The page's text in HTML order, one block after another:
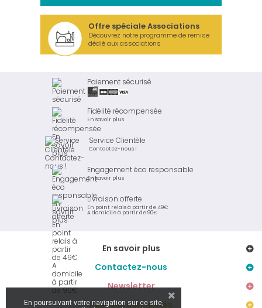
Offre spéciale Associations
Découvrez notre programme de remise
dédié aux associations
Paiement sécurisé
Fidélité récompensée
En savoir plus
Service Clientèle
Contactez-nous !
Engagement éco responsable
En savoir plus
Livraison offerte
En point relais à partir de 49€
A domicile à partir de 90€
En savoir plus
Contactez-nous
Newsletter
Restons connectés
En poursuivant votre navigation sur ce site,